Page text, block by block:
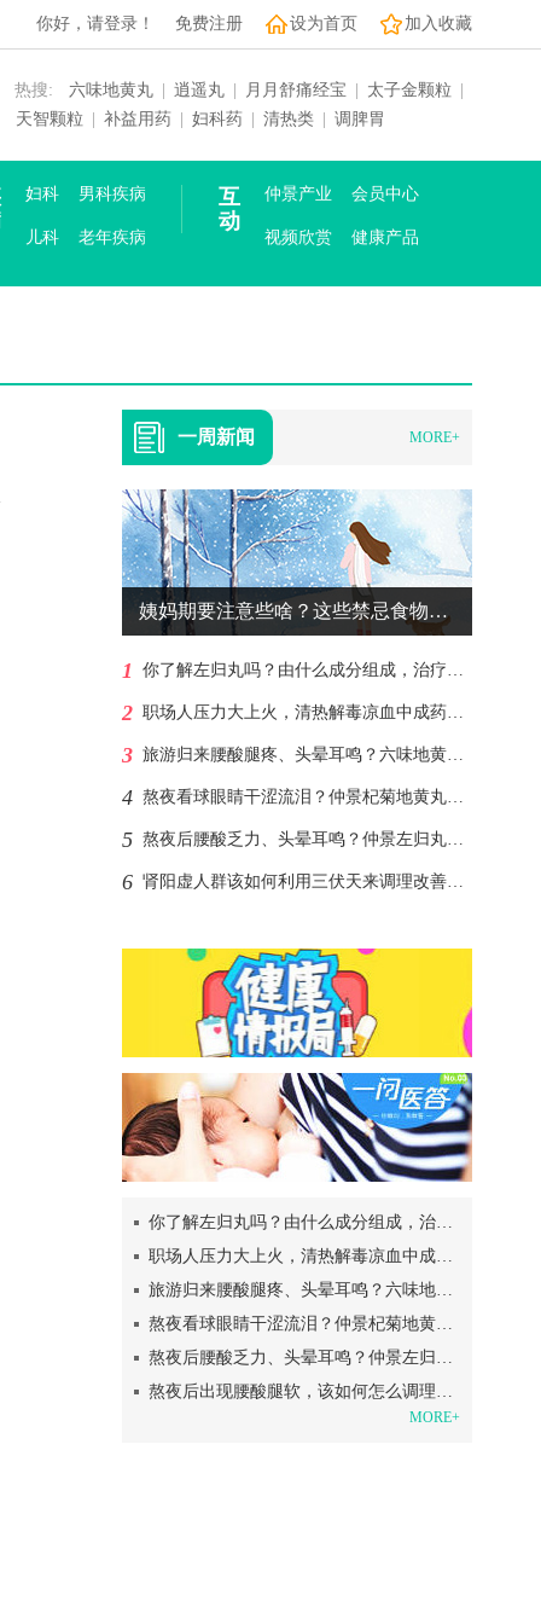
你好，请登录！ 免费注册 设为首页 加入收藏
热搜: 六味地黄丸 逍遥丸 月月舒痛经宝 太子金颗粒
天智颗粒
补益用药 妇科药 清热类 调脾胃
妇科 男科疾病
儿科 老年疾病
互
动
仲景产业 会员中心
视频欣赏 健康产品
一周新闻 MORE+
姨妈期要注意些啥？这些禁忌食物尽量不碰
1 你了解左归丸吗？由什么成分组成，治疗肾阴虚？
2 职场人压力大上火，清热解毒凉血中成药帮你！
3 旅游归来腰酸腿疼、头晕耳鸣？六味地黄丸助你补足肾阴支棱起来
4 熬夜看球眼睛干涩流泪？仲景杞菊地黄丸熬夜党的“护眼盾牌”
5 熬夜后腰酸乏力、头晕耳鸣？仲景左归丸帮你补回透支的肾阴
6 肾阳虚人群该如何利用三伏天来调理改善呢？
你了解左归丸吗？由什么成分组成，治疗肾阴虚？
职场人压力大上火，清热解毒凉血中成药帮你！
旅游归来腰酸腿疼、头晕耳鸣？六味地黄丸助你补足肾阴支棱起来
熬夜看球眼睛干涩流泪？仲景杞菊地黄丸熬夜党的“护眼盾牌”
熬夜后腰酸乏力、头晕耳鸣？仲景左归丸帮你补回透支的肾阴
熬夜后出现腰酸腿软，该如何怎么调理呢？
MORE+